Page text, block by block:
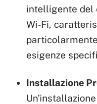
intelligente del
Wi-Fi,
esigenze
Installazione